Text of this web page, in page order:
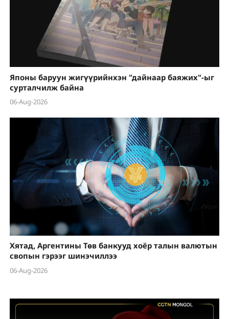
Японы баруун жигүүрийнхэн "дайнаар баяжих"-ыг
сурталчилж байна
06-Aug-2026
Хятад, Аргентины Төв банкууд хоёр талын валютын
свопын гэрээг шинэчиллээ
06-Aug-2026